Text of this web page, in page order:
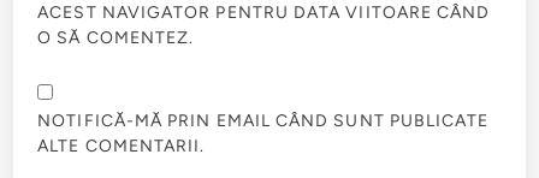
ACEST NAVIGATOR PENTRU DATA VIITOARE CÂND
O SĂ COMENTEZ.
NOTIFICĂ-MĂ PRIN EMAIL CÂND SUNT PUBLICATE
ALTE COMENTARII.